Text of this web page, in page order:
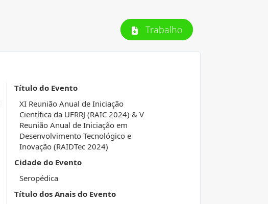
Trabalho
Título do Evento
XI Reunião Anual de Iniciação
Científica da UFRRJ (RAIC 2024) & V
Reunião Anual de Iniciação em
Desenvolvimento Tecnológico e
Inovação (RAIDTec 2024)
Cidade do Evento
Seropédica
Título dos Anais do Evento